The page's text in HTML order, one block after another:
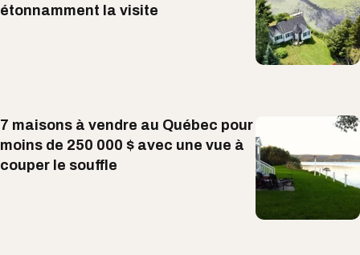
étonnamment la visite
7 maisons à vendre au Québec pour
moins de 250 000 $ avec une vue à
couper le souffle